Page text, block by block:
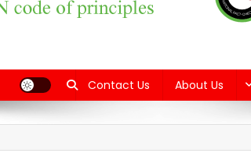
About Us
Contact Us